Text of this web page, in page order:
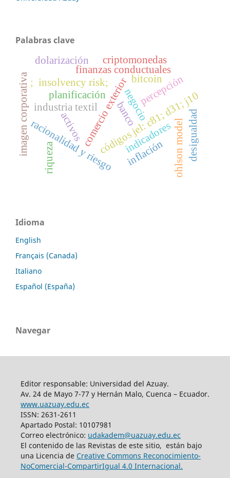
Palabras clave
comercio exterior
códigos jel: c81; d31; j10
; insolvency risk;
planificación
industria textil
negocio
racionalidad y riesgo
finanzas conductuales
riqueza
indicadores
activos
inflación
dolarización
ohlson modeldesigualdad
percepción
imagen corporativa
criptomonedas
bitcoin
banco
Idioma
English
Français (Canada)
Italiano
Español (España)
Navegar
Editor responsable: Universidad del Azuay.
Av. 24 de Mayo 7-77 y Hernán Malo, Cuenca – Ecuador.
www.uazuay.edu.ec
ISSN: 2631-2611
Apartado Postal: 10107981
Correo electrónico: udakadem@uazuay.edu.ec
El contenido de las Revistas de este sitio, están bajo
una Licencia de Creative Commons Reconocimiento-
NoComercial-CompartirIgual 4.0 Internacional.